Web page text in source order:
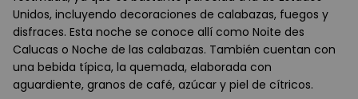
Unidos, incluyendo decoraciones de calabazas, fuegos y
disfraces. Esta noche se conoce allí como Noite des
Calucas o Noche de las calabazas. También cuentan con
una bebida típica, la quemada, elaborada con
aguardiente, granos de café, azúcar y piel de cítricos.